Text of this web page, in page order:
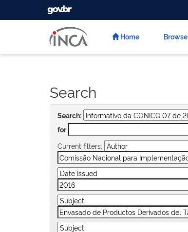
GOVBR
Home Browse
Search
Search:
for
Current filters: